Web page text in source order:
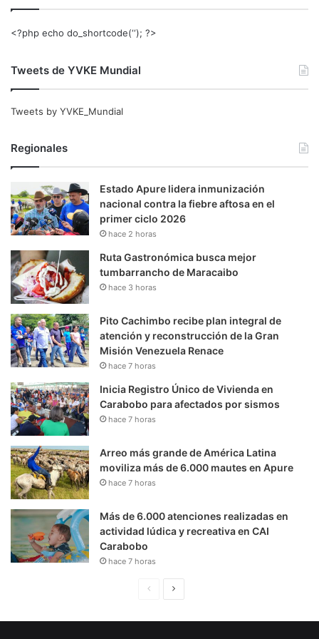
<?php echo do_shortcode(‘‘); ?>
Tweets de YVKE Mundial
Tweets by YVKE_Mundial
Regionales
Estado Apure lidera inmunización
nacional contra la fiebre aftosa en el
primer ciclo 2026
hace 2 horas
Ruta Gastronómica busca mejor
tumbarrancho de Maracaibo
hace 3 horas
Pito Cachimbo recibe plan integral de
atención y reconstrucción de la Gran
Misión Venezuela Renace
hace 7 horas
Inicia Registro Único de Vivienda en
Carabobo para afectados por sismos
hace 7 horas
Arreo más grande de América Latina
moviliza más de 6.000 mautes en Apure
hace 7 horas
Más de 6.000 atenciones realizadas en
actividad lúdica y recreativa en CAI
Carabobo
hace 7 horas